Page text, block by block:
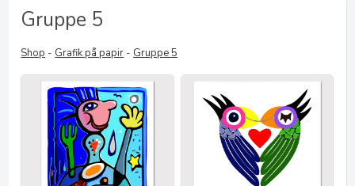
Gruppe 5
Shop - Grafik på papir - Gruppe 5